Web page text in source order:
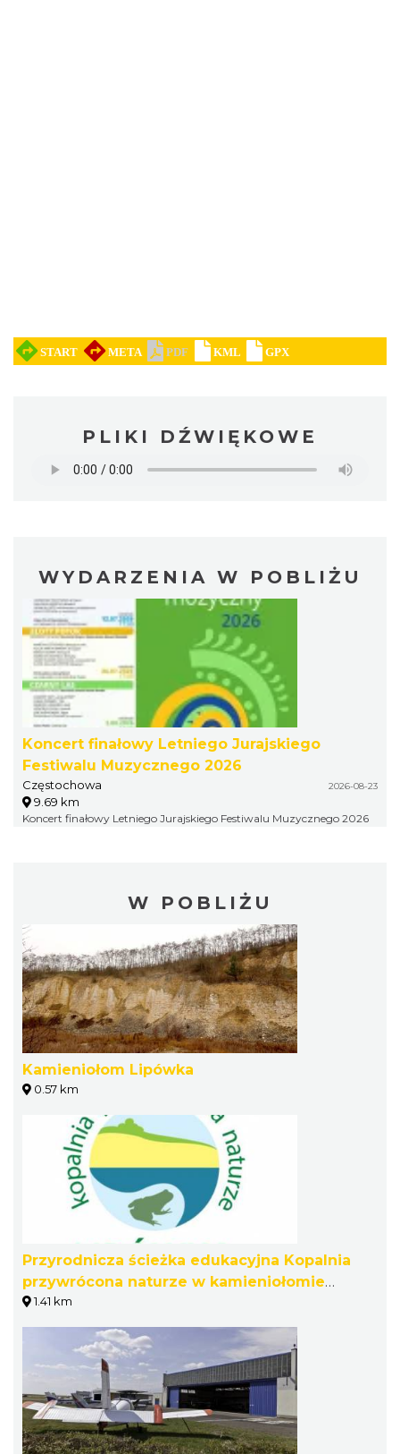
PLIKI DŹWIĘKOWE
WYDARZENIA W POBLIŻU
Koncert finałowy Letniego Jurajskiego
Festiwalu Muzycznego 2026
Częstochowa 2026-08-23
9.69 km
Koncert finałowy Letniego Jurajskiego Festiwalu Muzycznego 2026
W POBLIŻU
Kamieniołom Lipówka
0.57 km
Przyrodnicza ścieżka edukacyjna Kopalnia
przywrócona naturze w kamieniołomie
Lipówka w Rudnikach
1.41 km